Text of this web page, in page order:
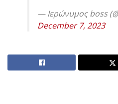
— Ιερώνυμος boss
December 7, 2023